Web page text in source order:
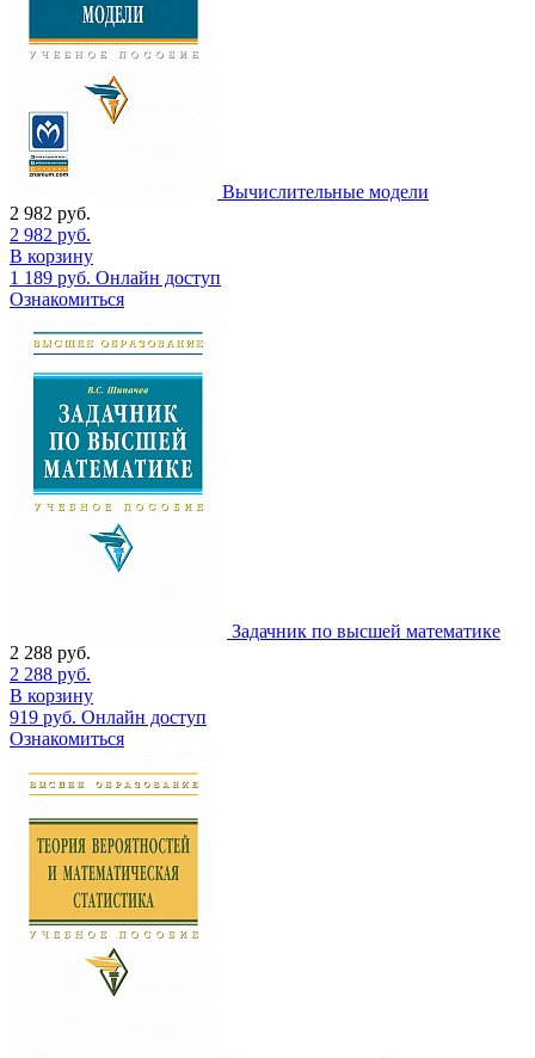
Вычислительные модели
2 982 руб.
2 982 руб.
В корзину
1 189 руб. Онлайн доступ
Ознакомиться
Задачник по высшей математике
2 288 руб.
2 288 руб.
В корзину
919 руб. Онлайн доступ
Ознакомиться